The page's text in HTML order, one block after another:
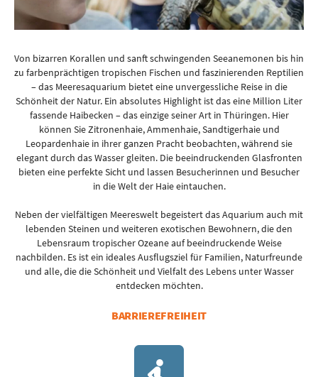
Von bizarren Korallen und sanft schwingenden Seeanemonen bis hin
zu farbenprächtigen tropischen Fischen und faszinierenden Reptilien
– das Meeresaquarium bietet eine unvergessliche Reise in die
Schönheit der Natur. Ein absolutes Highlight ist das eine Million Liter
fassende Haibecken – das einzige seiner Art in Thüringen. Hier
können Sie Zitronenhaie, Ammenhaie, Sandtigerhaie und
Leopardenhaie in ihrer ganzen Pracht beobachten, während sie
elegant durch das Wasser gleiten. Die beeindruckenden Glasfronten
bieten eine perfekte Sicht und lassen Besucherinnen und Besucher
in die Welt der Haie eintauchen.
Neben der vielfältigen Meereswelt begeistert das Aquarium auch mit
lebenden Steinen und weiteren exotischen Bewohnern, die den
Lebensraum tropischer Ozeane auf beeindruckende Weise
nachbilden. Es ist ein ideales Ausflugsziel für Familien, Naturfreunde
und alle, die die Schönheit und Vielfalt des Lebens unter Wasser
entdecken möchten.
BARRIEREFREIHEIT